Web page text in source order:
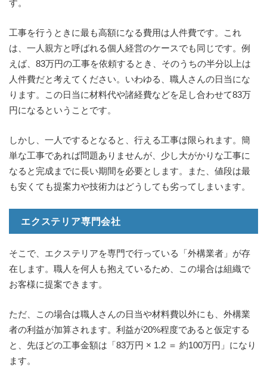
す。
工事を行うときに最も高額になる費用は人件費です。これ
は、一人親方と呼ばれる個人経営のケースでも同じです。例
えば、83万円の工事を依頼するとき、そのうちの半分以上は
人件費だと考えてください。いわゆる、職人さんの日当にな
ります。この日当に材料代や諸経費などを足し合わせて83万
円になるということです。
しかし、一人でするとなると、行える工事は限られます。簡
単な工事であれば問題ありませんが、少し大がかりな工事に
なると完成までに長い期間を必要とします。また、値段は最
も安くても提案力や技術力はどうしても劣ってしまいます。
エクステリア専門会社
そこで、エクステリアを専門で行っている「外構業者」が存
在します。職人を何人も抱えているため、この場合は組織で
お客様に提案できます。
ただ、この場合は職人さんの日当や材料費以外にも、外構業
者の利益が加算されます。利益が20%程度であると仮定する
と、先ほどの工事金額は「83万円 × 1.2 ＝ 約100万円」になり
ます。